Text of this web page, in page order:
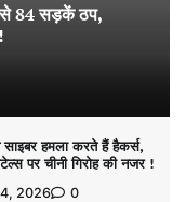
84 सड़कें ठप,
हमला करते हैं हैकर्स,
पर चीनी गिरोह की नजर !
2026 0